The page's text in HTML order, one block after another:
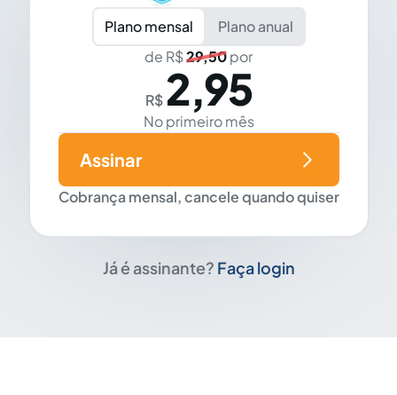
Plano mensal
Plano anual
de R$29,50por
R$ 2,95
No primeiro mês
Cobrança mensal, cancele quando quiser
Assinar
Já é assinante? Faça login